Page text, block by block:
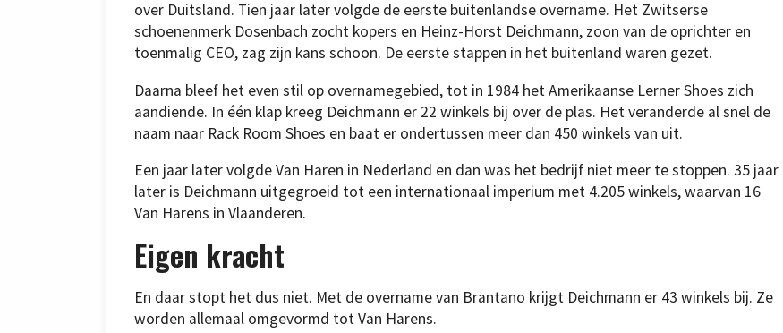
over Duitsland. Tien jaar later volgde de eerste buitenlandse overname. Het Zwitserse
schoenenmerk Dosenbach zocht kopers en Heinz-Horst Deichmann, zoon van de oprichter en
toenmalig CEO, zag zijn kans schoon. De eerste stappen in het buitenland waren gezet.
Daarna bleef het even stil op overnamegebied, tot in 1984 het Amerikaanse Lerner Shoes zich
aandiende. In één klap kreeg Deichmann er 22 winkels bij over de plas. Het veranderde al snel de
naam naar Rack Room Shoes en baat er ondertussen meer dan 450 winkels van uit.
Een jaar later volgde Van Haren in Nederland en dan was het bedrijf niet meer te stoppen. 35 jaar
later is Deichmann uitgegroeid tot een internationaal imperium met 4.205 winkels, waarvan 16
Van Harens in Vlaanderen.
Eigen kracht
En daar stopt het dus niet. Met de overname van Brantano krijgt Deichmann er 43 winkels bij. Ze
worden allemaal omgevormd tot Van Harens.